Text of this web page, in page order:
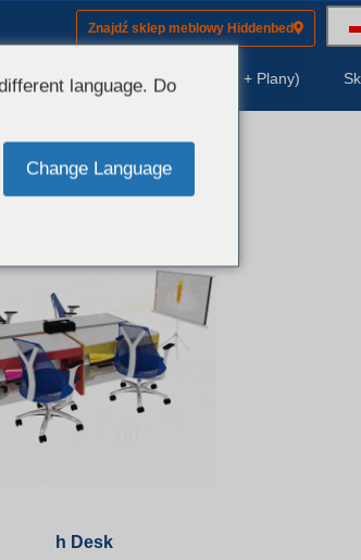
Znajdź sklep meblowy Hiddenbed
(modele) Zestawy (Sprzęt + Plany)
h Desk
language. Do
Change Language